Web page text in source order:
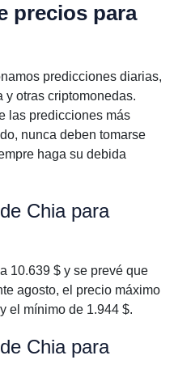
precios para
predicciones diarias,
y otras criptomonedas.
las predicciones más
nunca deben tomarse
haga su debida
Chia para
10.639 $ y se prevé que
agosto, el precio máximo
el mínimo de 1.944 $.
Chia para